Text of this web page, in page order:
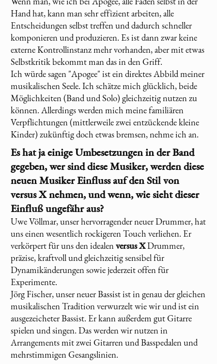
Hand hat, kann man sehr effizient arbeiten, alle
Entscheidungen selbst treffen und dadurch schneller
komponieren und produzieren. Es ist dann zwar keine
externe Kontrollinstanz mehr vorhanden, aber mit etwas
Selbstkritik bekommt man das in den Griff.
Ich würde sagen "Apogee" ist ein direktes Abbild meiner
musikalischen Seele. Ich schätze mich glücklich, beide
Möglichkeiten (Band und Solo) gleichzeitig nutzen zu
können. Allerdings werden mich meine familiären
Verpflichtungen (mittlerweile zwei entzückende kleine
Kinder) zukünftig doch etwas bremsen, nehme ich an.
Es hat ja einige Umbesetzungen in der Band
gegeben, wer sind diese Musiker, werden diese
neuen Musiker Einfluss auf den Stil von
versus Xnehmen, und wenn, wie sieht dieser
Einfluß ungefähr aus?
Uwe Völlmar, unser hervorragender neuer Drummer, hat
uns einen wesentlich rockigeren Touch verliehen. Er
verkörpert für uns den idealenversus XDrummer,
präzise, kraftvoll und gleichzeitig sensibel für
Dynamikänderungen sowie jederzeit offen für
Experimente.
Jörg Fischer, unser neuer Bassist ist in genau der gleichen
musikalischen Tradition verwurzelt wie wir und ist ein
ausgezeicheter Bassist. Er kann außerdem gut Gitarre
spielen und singen. Das werden wir nutzen in
Arrangements mit zwei Gitarren und Basspedalen und
mehrstimmigen Gesangslinien.